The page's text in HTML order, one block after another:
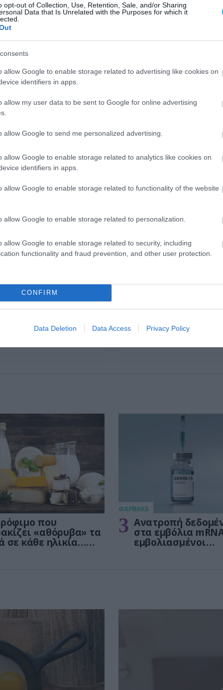
opt-out of Collection, Use, Retention, Sale, and/or Sharing
Data that Is Unrelated with the Purposes for which it
allow Google to enable storage related to advertising like cookies on
identifiers in apps.
allow my user data to be sent to Google for online advertising
allow Google to send me personalized advertising.
allow Google to enable storage related to analytics like cookies on
identifiers in apps.
allow Google to enable storage related to functionality of the website
allow Google to enable storage related to personalization.
allow Google to enable storage related to security, including
functionality and fraud prevention, and other user protection.
CONFIRM
Data Deletion Data Access Privacy Policy
μόνο ηθικοί
ο
από τις
νέα έρευνα
Αυτό είναι το
δέρματος που
νέα έρευνα
η
υποβλήθηκε ο
που
Οι τροφές που
που
«αθόρυβα» τα
σε κάθε ηλικία…
ΦΑΡΜΑΚΑ
3 Ανατροπή
στα εμβόλια
εμβολιασμένοι